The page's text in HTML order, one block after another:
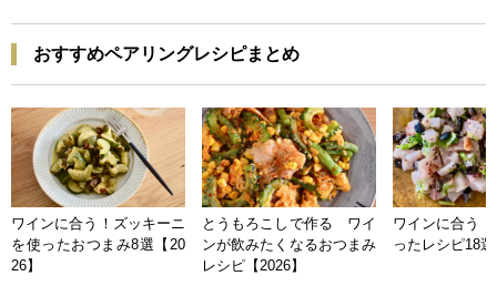
おすすめペアリングレシピまとめ
ワインに合う！ズッキーニ
を使ったおつまみ8選【20
26】
とうもろこしで作る ワイ
ンが飲みたくなるおつまみ
レシピ【2026】
ワインに合う
ったレシピ18